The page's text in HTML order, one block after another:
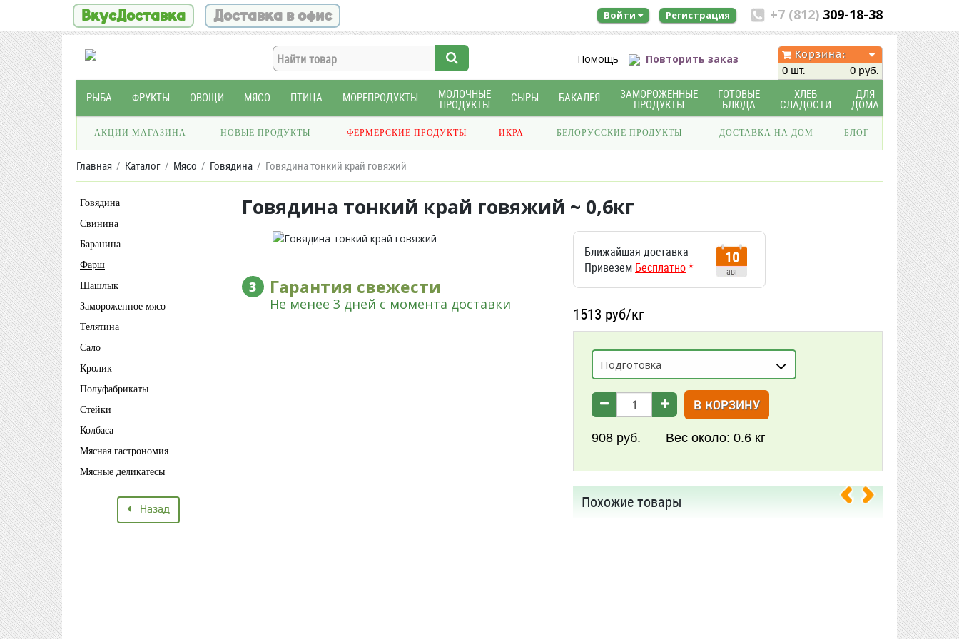
ВкусДоставка Доставка в офис +7 (812) 309-18-38
Войти Регистрация
Помощь Повторить заказ
Корзина:
0 шт.
0 руб.
РЫБА ФРУКТЫ ОВОЩИ МЯСО ПТИЦА МОРЕПРОДУКТЫ МОЛОЧНЫЕ
ПРОДУКТЫ
СЫРЫ БАКАЛЕЯ ЗАМОРОЖЕННЫЕ
ПРОДУКТЫ
ГОТОВЫЕ
БЛЮДА
ХЛЕБ
СЛАДОСТИ
ДЛЯ
ДОМА
АКЦИИ МАГАЗИНА НОВЫЕ ПРОДУКТЫ ФЕРМЕРСКИЕ ПРОДУКТЫ ИКРА БЕЛОРУССКИЕ ПРОДУКТЫ ДОСТАВКА НА ДОМ БЛОГ
Главная Каталог Мясо Говядина Говядина тонкий край говяжий
Говядина
Свинина
Баранина
Фарш
Шашлык
Замороженное мясо
Телятина
Сало
Кролик
Полуфабрикаты
Стейки
Колбаса
Мясная гастрономия
Мясные деликатесы
Назад
Говядина тонкий край говяжий ~ 0,6кг
3 Гарантия свежести
Не менее 3 дней с момента доставки
Ближайшая доставка
Привезем Бесплатно*
10
авг
1513 руб/кг
Подготовка
В КОРЗИНУ
908 руб. Вес около: 0.6 кг
Похожие товары